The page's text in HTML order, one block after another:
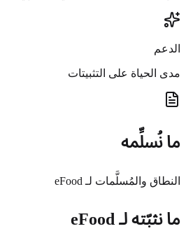
الدعم
مدى الحياة على التثبيتات
ما نُسلِّمه
النطاق والمُسلَّمات لـ eFood
ما نثبّته لـ eFood